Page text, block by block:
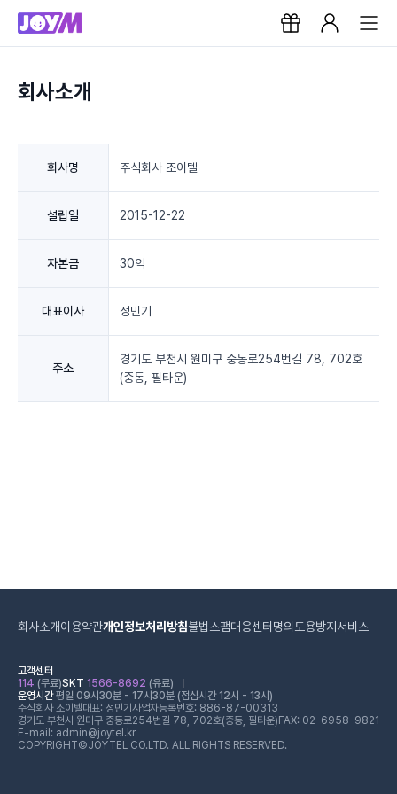
회사소개
회사명 주식회사 조이텔
설립일 2015-12-22
자본금 30억
대표이사 정민기
주소
경기도 부천시 원미구 중동로254번길 78, 702호
(중동, 필타운)
회사소개이용약관개인정보처리방침불법스팸대응센터 명의도용방지서비스
고객센터
114 (무료)SKT 1566-8692 (유료)
운영시간평일 09시30분 - 17시30분 (점심시간 12시 - 13시)
주식회사 조이텔대표: 정민기 사업자등록번호: 886-87-00313
경기도 부천시 원미구 중동로254번길 78, 702호(중동, 필타운) FAX: 02-6958-9821
E-mail: admin@joytel.kr
COPYRIGHT©JOYTEL CO.LTD. ALL RIGHTS RESERVED.